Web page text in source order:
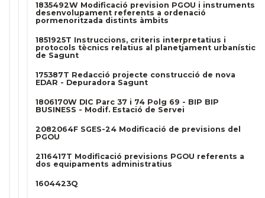
1835492W Modificació prevision PGOU i instruments
desenvolupament referents a ordenació
pormenoritzada distints àmbits
1851925T Instruccions, criteris interpretatius i
protocols tècnics relatius al planetjament urbanístic
de Sagunt
175387T Redacció projecte construcció de nova
EDAR - Depuradora Sagunt
1806170W DIC Parc 37 i 74 Polg 69 - BIP BIP
BUSINESS - Modif. Estació de Servei
2082064F SGES-24 Modificació de previsions del
PGOU
2116417T Modificació previsions PGOU referents a
dos equipaments administratius
1604423Q